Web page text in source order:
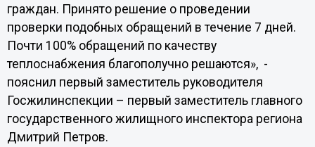
граждан. Принято решение о проведении
проверки подобных обращений в течение 7 дней.
Почти 100% обращений по качеству
теплоснабжения благополучно решаются», -
пояснил первый заместитель руководителя
Госжилинспекции – первый заместитель главного
государственного жилищного инспектора региона
Дмитрий Петров.